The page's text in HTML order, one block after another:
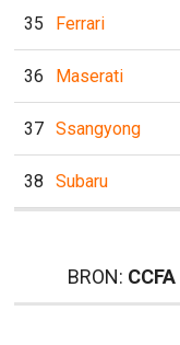
35 Ferrari
36 Maserati
37 Ssangyong
38 Subaru
BRON: CCFA